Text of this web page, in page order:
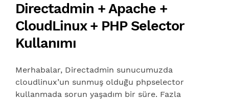
Directadmin + Apache +
CloudLinux + PHP Selector
Kullanımı
Merhabalar, Directadmin sunucumuzda
cloudlinux’un sunmuş olduğu phpselector
kullanmada sorun yaşadım bir süre. Fazla